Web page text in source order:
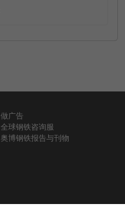
做广告
全球钢铁咨询服
奥博钢铁报告与刊物